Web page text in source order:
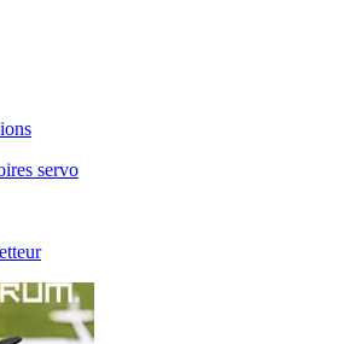
servo